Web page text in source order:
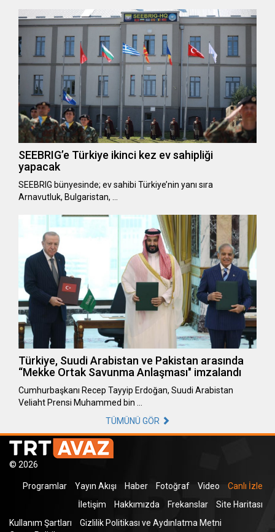
SEEBRIG’e Türkiye ikinci kez ev sahipliği
yapacak
SEEBRIG bünyesinde; ev sahibi Türkiye’nin yanı sıra
Arnavutluk, Bulgaristan, …
Türkiye, Suudi Arabistan ve Pakistan arasında
“Mekke Ortak Savunma Anlaşması" imzalandı
Cumhurbaşkanı Recep Tayyip Erdoğan, Suudi Arabistan
Veliaht Prensi Muhammed bin …
TÜMÜNÜ GÖR
© 2026
Programlar Yayın Akışı Haber Fotoğraf Video
Canlı İzle
İletişim
Hakkımızda Frekanslar
Site Haritası
Kullanım Şartları
Gizlilik Politikası ve Aydınlatma Metni